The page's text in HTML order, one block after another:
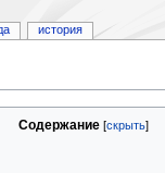
Содержание
история